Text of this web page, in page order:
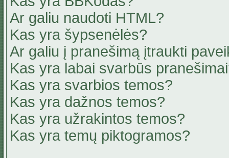
Ar galiu naudoti HTML?
Kas yra šypsenėlės?
Ar galiu į pranešimą įtraukti
Kas yra labai svarbūs
Kas yra svarbios temos?
Kas yra dažnos temos?
Kas yra užrakintos temos?
Kas yra temų piktogramos?